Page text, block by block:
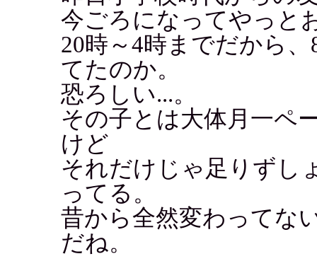
今ごろになってやっと
20時～4時までだから
てたのか。
恐ろしい...。
その子とは大体月一ペ
けど
それだけじゃ足りずし
ってる。
昔から全然変わってな
だね。